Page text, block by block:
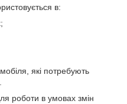
в:
які потребують
роботи в умовах змін